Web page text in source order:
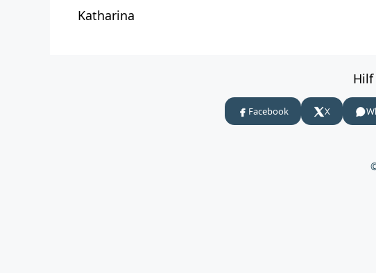
Katharina
Hilf
Facebook X